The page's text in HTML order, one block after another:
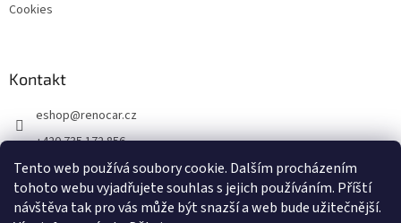
Tento web používá soubory cookie. Dalším procházením
tohoto webu vyjadřujete souhlas s jejich používáním. Příští
návštěva tak pro vás může být snazší a web bude užitečnější.
Cookies
Kontakt
eshop@renocar.cz
+420 735 172 856
Přidejte se k nám!
renocar_a.s